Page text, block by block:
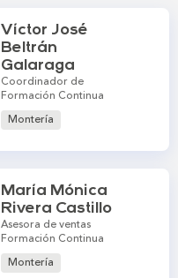
Víctor José
Beltrán
Galaraga
Coordinador de
Formación Continua
Montería
María Mónica
Rivera Castillo
Asesora de ventas
Formación Continua
Montería